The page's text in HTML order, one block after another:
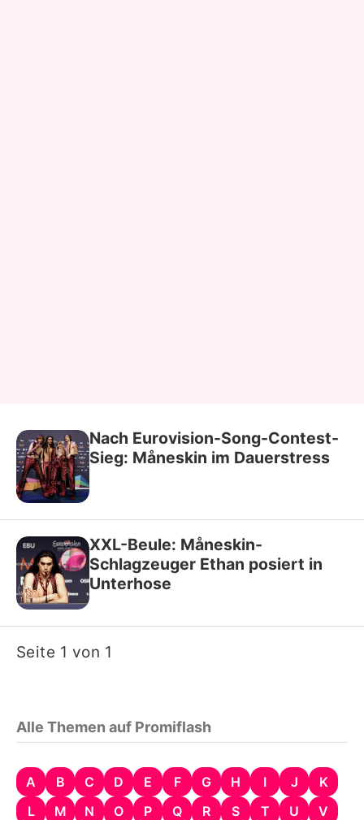
Nach Eurovision-Song-Contest-
Sieg: Måneskin im Dauerstress
XXL-Beule: Måneskin-
Schlagzeuger Ethan posiert in
Unterhose
Seite 1 von 1
Alle Themen auf Promiflash
A B C D E F G H I J
K
L
M N O P Q R S T U
V